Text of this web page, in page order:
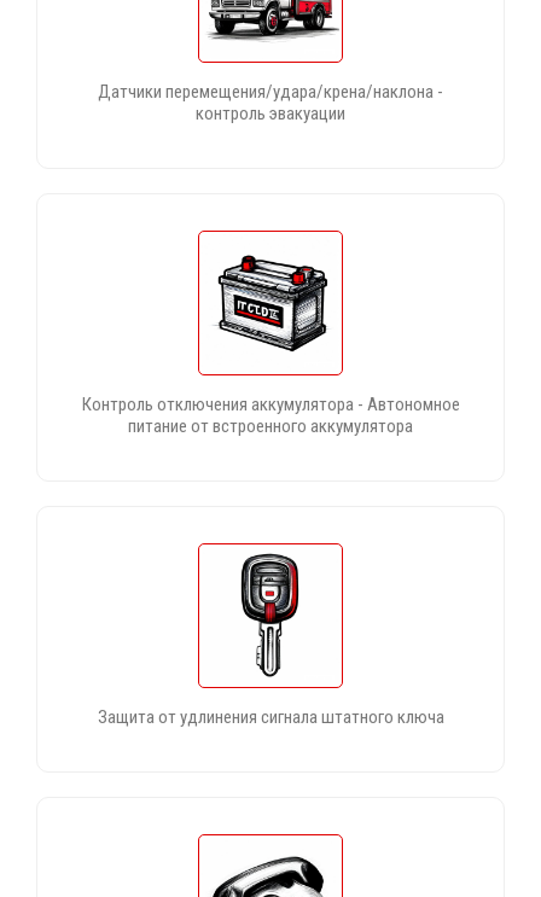
Датчики перемещения/удара/крена/наклона -
контроль эвакуации
Контроль отключения аккумулятора - Автономное
питание от встроенного аккумулятора
Защита от удлинения сигнала штатного ключа